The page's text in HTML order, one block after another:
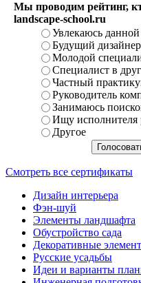
Мы проводим рейтинг,
landscape-school.ru
Увлекаюсь
Будущий
Молодой
Специалист в
Частный
Руководитель
Занимаюсь
Ищу исполнителя
Другое
Смотреть все сертификаты
Дизайн интерьера
Фэн-шуй
Элементы ландшафта
Обустройство сада
Декоративные
Русские усадьбы
Идеи и варианты